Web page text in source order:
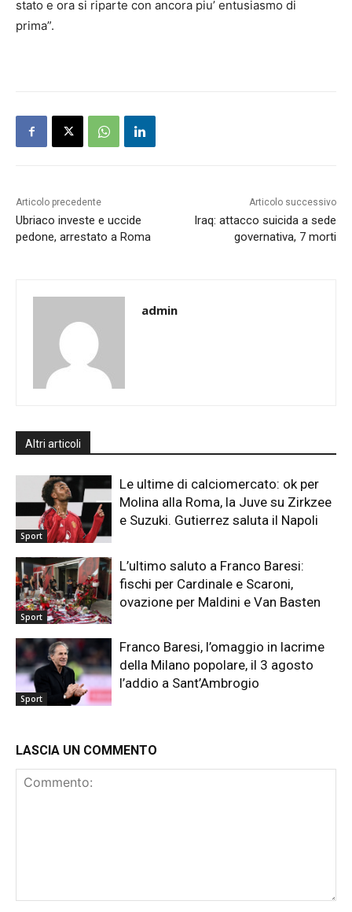
stato e ora si riparte con ancora piu’ entusiasmo di
prima”.
Articolo precedente
Ubriaco investe e uccide
pedone, arrestato a Roma
Articolo successivo
Iraq: attacco suicida a sede
governativa, 7 morti
admin
Altri articoli
Sport
Le ultime di calciomercato: ok per
Molina alla Roma, la Juve su Zirkzee
e Suzuki. Gutierrez saluta il Napoli
Sport
L’ultimo saluto a Franco Baresi:
fischi per Cardinale e Scaroni,
ovazione per Maldini e Van Basten
Sport
Franco Baresi, l’omaggio in lacrime
della Milano popolare, il 3 agosto
l’addio a Sant’Ambrogio
LASCIA UN COMMENTO